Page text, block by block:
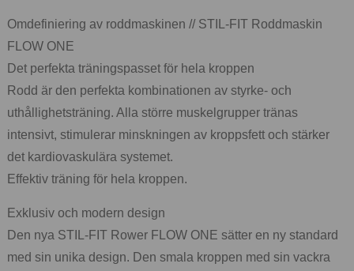
Omdefiniering av roddmaskinen // STIL-FIT Roddmaskin
FLOW ONE
Det perfekta träningspasset för hela kroppen
Rodd är den perfekta kombinationen av styrke- och
uthållighetsträning. Alla större muskelgrupper tränas
intensivt, stimulerar minskningen av kroppsfett och stärker
det kardiovaskulära systemet.
Effektiv träning för hela kroppen.
Exklusiv och modern design
Den nya STIL-FIT Rower FLOW ONE sätter en ny standard
med sin unika design. Den smala kroppen med sin vackra